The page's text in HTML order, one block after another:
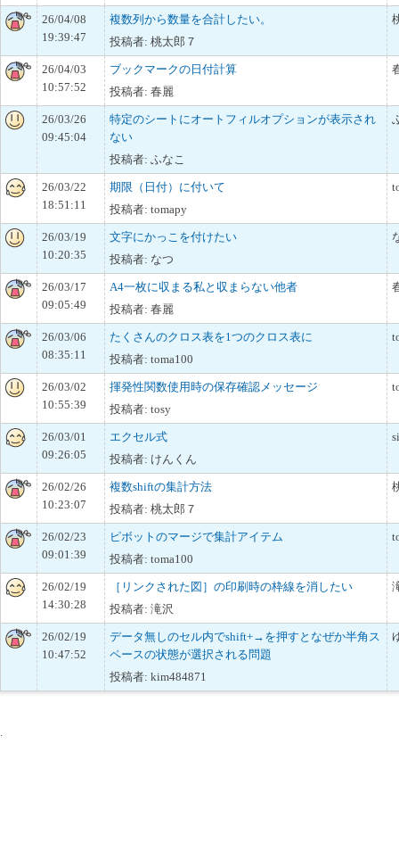
26/04/08
19:39:47
複数列から数量を合計したい。
投稿者: 桃太郎７
26/04/03
10:57:52
ブックマークの日付計算
投稿者: 春麗
26/03/26
09:45:04
特定のシートにオートフィルオプションが表示され
ない
投稿者: ふなこ
26/03/22
18:51:11
期限（日付）に付いて
投稿者: tomapy
26/03/19
10:20:35
文字にかっこを付けたい
投稿者: なつ
26/03/17
09:05:49
A4一枚に収まる私と収まらない他者
投稿者: 春麗
26/03/06
08:35:11
たくさんのクロス表を1つのクロス表に
投稿者: toma100
26/03/02
10:55:39
揮発性関数使用時の保存確認メッセージ
投稿者: tosy
26/03/01
09:26:05
エクセル式
投稿者: けんくん
26/02/26
10:23:07
複数shiftの集計方法
投稿者: 桃太郎７
26/02/23
09:01:39
ピボットのマージで集計アイテム
投稿者: toma100
26/02/19
14:30:28
［リンクされた図］の印刷時の枠線を消したい
投稿者: 滝沢
26/02/19
10:47:52
データ無しのセル内でshift+→を押すとなぜか半角ス
ペースの状態が選択される問題
投稿者: kim484871